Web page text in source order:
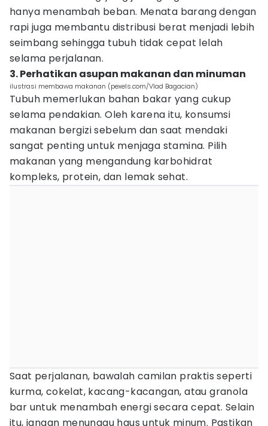
hanya menambah beban. Menata barang dengan
rapi juga membantu distribusi berat menjadi lebih
seimbang sehingga tubuh tidak cepat lelah
selama perjalanan.
3. Perhatikan asupan makanan dan minuman
ilustrasi membawa makanan (pexels.com/Vlad Bagacian)
Tubuh memerlukan bahan bakar yang cukup
selama pendakian. Oleh karena itu, konsumsi
makanan bergizi sebelum dan saat mendaki
sangat penting untuk menjaga stamina. Pilih
makanan yang mengandung karbohidrat
kompleks, protein, dan lemak sehat.
Saat perjalanan, bawalah camilan praktis seperti
kurma, cokelat, kacang-kacangan, atau granola
bar untuk menambah energi secara cepat. Selain
itu, jangan menunggu haus untuk minum. Pastikan